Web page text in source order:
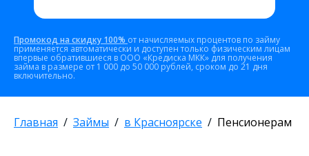
Промокод на скидку 100% от начисляемых процентов по займу
применяется автоматически и доступен только физическим лицам
впервые обратившиеся в ООО «Кредиска МКК» для получения
займа в размере от 1 000 до 50 000 рублей, сроком до 21 дня
включительно.
Главная Займы в Красноярске Пенсионерам